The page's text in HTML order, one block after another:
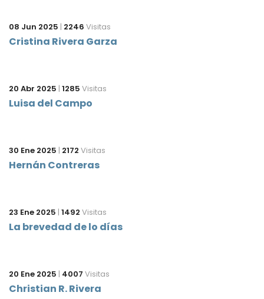
08 Jun 2025 | 2246 Visitas
Cristina Rivera Garza
20 Abr 2025 | 1285 Visitas
Luisa del Campo
30 Ene 2025 | 2172 Visitas
Hernán Contreras
23 Ene 2025 | 1492 Visitas
La brevedad de lo días
20 Ene 2025 | 4007 Visitas
Christian R. Rivera